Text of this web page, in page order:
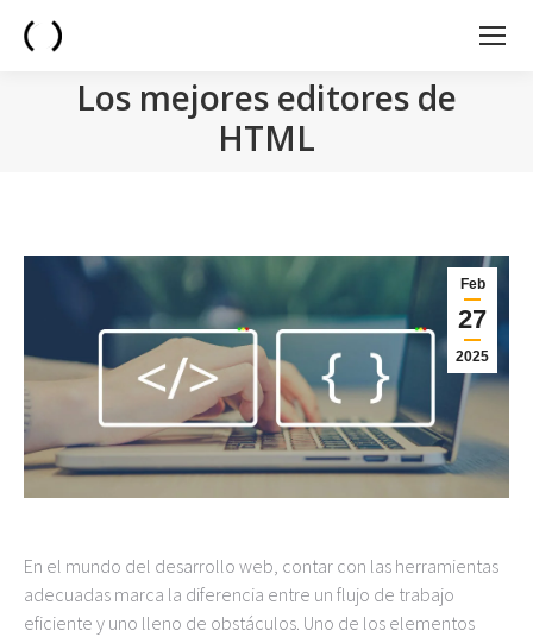
Los mejores editores de
HTML
Feb
27
2025
En el mundo del desarrollo web, contar con las herramientas
adecuadas marca la diferencia entre un flujo de trabajo
eficiente y uno lleno de obstáculos. Uno de los elementos